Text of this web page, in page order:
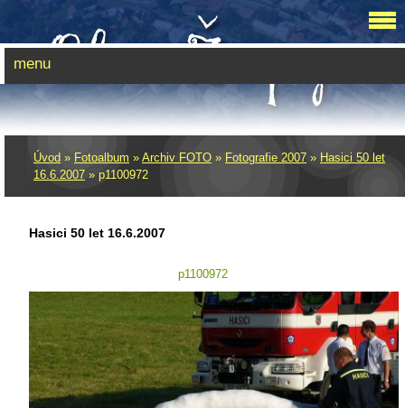
Úvod » Fotoalbum » Archiv FOTO » Fotografie 2007 » Hasici 50 let
16.6.2007 » p1100972
Hasici 50 let 16.6.2007
p1100972
menu